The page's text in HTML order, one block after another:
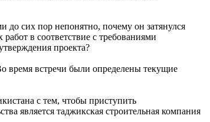
до сих пор непонятно, почему он затянулся
в соответствие с требованиями
проекта?
время встречи были определены текущие
с тем, чтобы приступить
является таджикская строительная компания